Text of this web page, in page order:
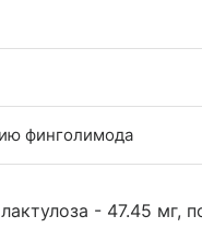
финголимода
- 47.45 мг,